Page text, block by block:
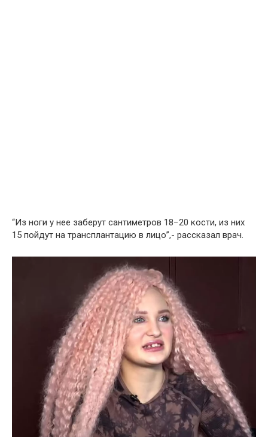
“Из ноги у нее заберут сантиметров 18−20 кости, из них
15 пойдут на трансплантацию в лицо”,- рассказал врач.